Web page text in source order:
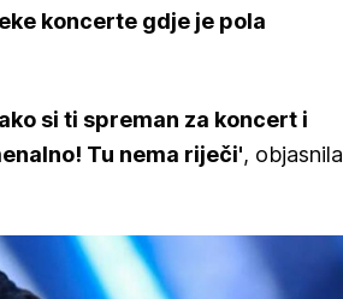
koncerte gdje je pola
si ti spreman za koncert i
Tu nema riječi', objasnila